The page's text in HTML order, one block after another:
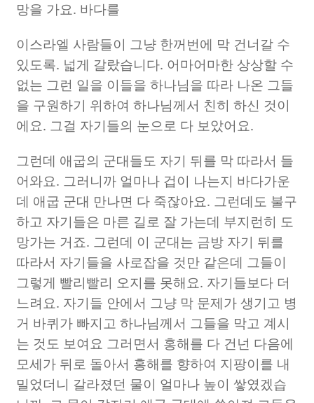
망을 가요. 바다를
이스라엘 사람들이 그냥 한꺼번에 막 건너갈 수
있도록. 넓게 갈랐습니다. 어마어마한 상상할 수
없는 그런 일을 이들을 하나님을 따라 나온 그들
을 구원하기 위하여 하나님께서 친히 하신 것이
에요. 그걸 자기들의 눈으로 다 보았어요.
그런데 애굽의 군대들도 자기 뒤를 막 따라서 들
어와요. 그러니까 얼마나 겁이 나는지 바다가운
데 애굽 군대 만나면 다 죽잖아요. 그런데도 불구
하고 자기들은 마른 길로 잘 가는데 부지런히 도
망가는 거죠. 그런데 이 군대는 금방 자기 뒤를
따라서 자기들을 사로잡을 것만 같은데 그들이
그렇게 빨리빨리 오지를 못해요. 자기들보다 더
느려요. 자기들 안에서 그냥 막 문제가 생기고 병
거 바퀴가 빠지고 하나님께서 그들을 막고 계시
는 것도 보여요 그러면서 홍해를 다 건넌 다음에
모세가 뒤로 돌아서 홍해를 향하여 지팡이를 내
밀었더니 갈라졌던 물이 얼마나 높이 쌓였겠습